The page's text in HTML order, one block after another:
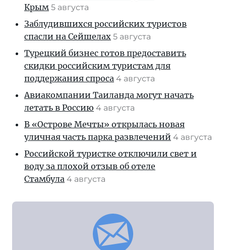
Крым 5 августа
Заблудившихся российских туристов
спасли на Сейшелах 5 августа
Турецкий бизнес готов предоставить
скидки российским туристам для
поддержания спроса 4 августа
Авиакомпании Таиланда могут начать
летать в Россию 4 августа
В «Острове Мечты» открылась новая
уличная часть парка развлечений 4 августа
Российской туристке отключили свет и
воду за плохой отзыв об отеле
Стамбула 4 августа